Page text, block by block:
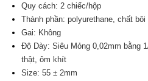
Quy cách: 2 chiếc/hộp
Thành phần: polyurethane, chất
Gai: Không
Độ Dày: Siêu Mỏng 0,02mm bằng
thật, ôm khít
Size: 55 ± 2mm